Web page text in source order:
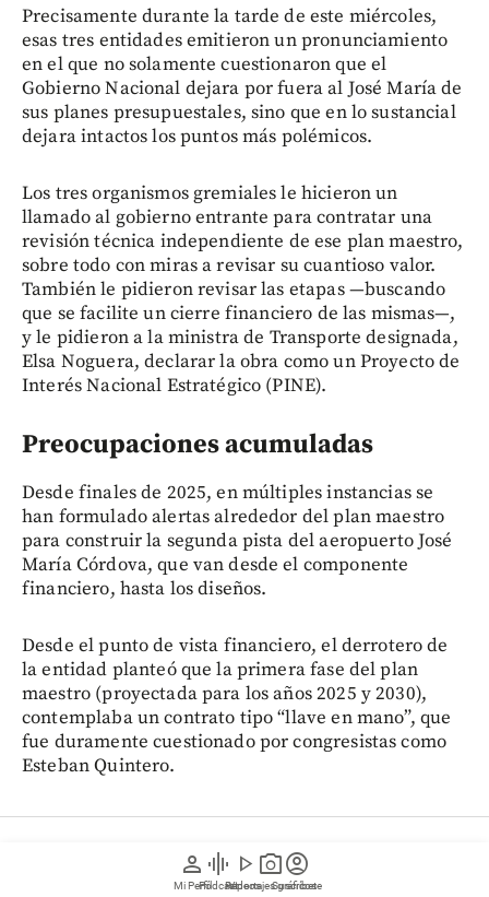
person
Mi Perfil
graphic_eq
Pódcast
play_arrow
Videos
photo_camera
Reportajes gráficos
account_circle
Suscríbete
Precisamente durante la tarde de este miércoles,
esas tres entidades emitieron un pronunciamiento
en el que no solamente cuestionaron que el
Gobierno Nacional dejara por fuera al José María de
sus planes presupuestales, sino que en lo sustancial
dejara intactos los puntos más polémicos.
Los tres organismos gremiales le hicieron un
llamado al gobierno entrante para contratar una
revisión técnica independiente de ese plan maestro,
sobre todo con miras a revisar su cuantioso valor.
También le pidieron revisar las etapas —buscando
que se facilite un cierre financiero de las mismas—,
y le pidieron a la ministra de Transporte designada,
Elsa Noguera, declarar la obra como un Proyecto de
Interés Nacional Estratégico (PINE).
Preocupaciones acumuladas
Desde finales de 2025, en múltiples instancias se
han formulado alertas alrededor del plan maestro
para construir la segunda pista del aeropuerto José
María Córdova, que van desde el componente
financiero, hasta los diseños.
Desde el punto de vista financiero, el derrotero de
la entidad planteó que la primera fase del plan
maestro (proyectada para los años 2025 y 2030),
contemplaba un contrato tipo “llave en mano”, que
fue duramente cuestionado por congresistas como
Esteban Quintero.
Medellín
Escándalo por rumba con cantante